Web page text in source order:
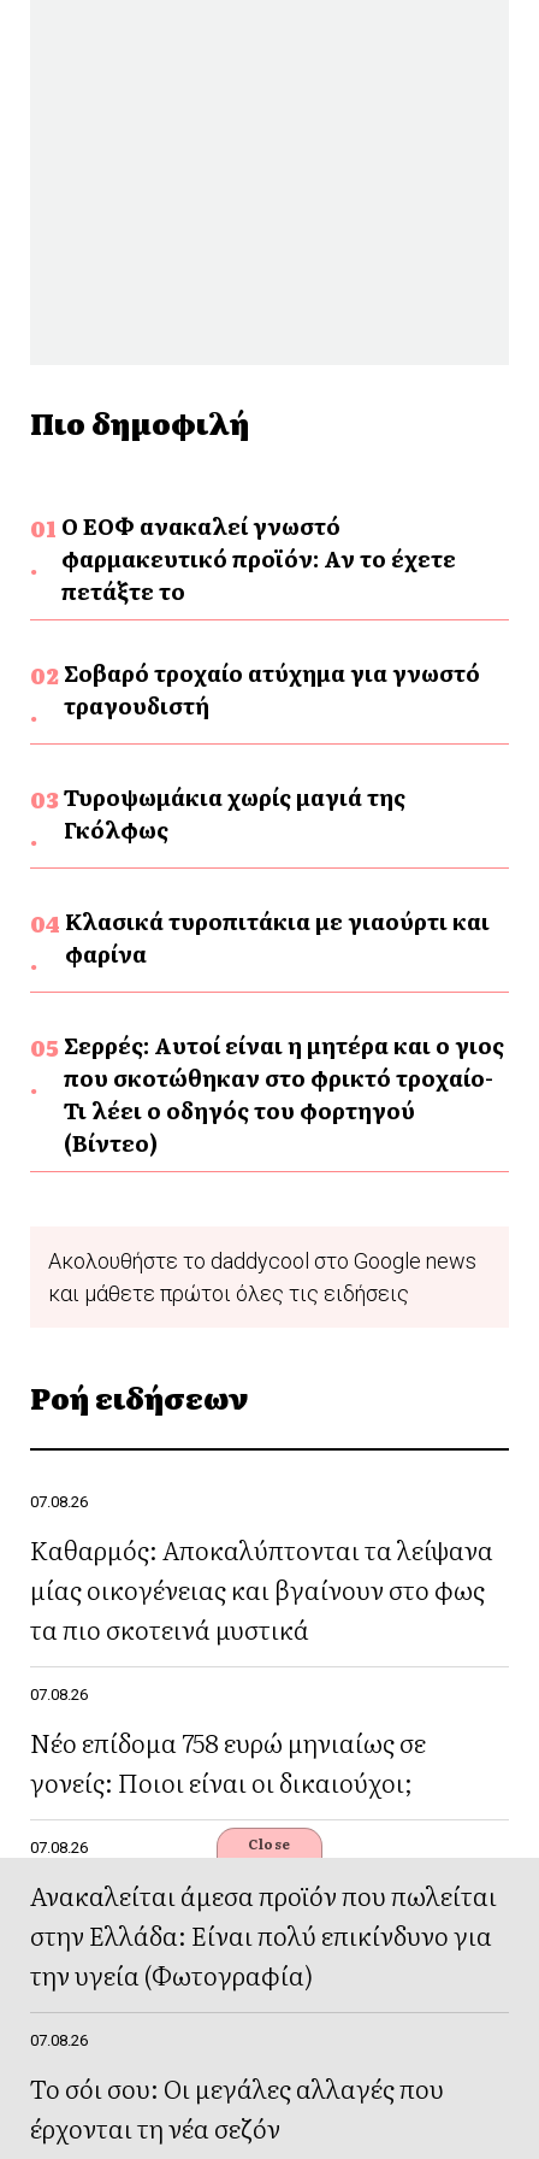
Πιο δημοφιλή
Ο ΕΟΦ ανακαλεί γνωστό
φαρμακευτικό προϊόν: Αν το έχετε
πετάξτε το
Σοβαρό τροχαίο ατύχημα για γνωστό
τραγουδιστή
Τυροψωμάκια χωρίς μαγιά της
Γκόλφως
Κλασικά τυροπιτάκια με γιαούρτι και
φαρίνα
Σερρές: Αυτοί είναι η μητέρα και ο γιος
που σκοτώθηκαν στο φρικτό τροχαίο-
Τι λέει ο οδηγός του φορτηγού
(Βίντεο)
Ακολουθήστε το daddycool στο Google news
και μάθετε πρώτοι όλες τις ειδήσεις
Ροή ειδήσεων
07.08.26
Καθαρμός: Αποκαλύπτονται τα λείψανα
μίας οικογένειας και βγαίνουν στο φως
τα πιο σκοτεινά μυστικά
07.08.26
Νέο επίδομα 758 ευρώ μηνιαίως σε
γονείς: Ποιοι είναι οι δικαιούχοι;
07.08.26
Ανακαλείται άμεσα προϊόν που πωλείται
στην Ελλάδα: Είναι πολύ επικίνδυνο για
την υγεία (Φωτογραφία)
07.08.26
Το σόι σου: Οι μεγάλες αλλαγές που
έρχονται τη νέα σεζόν
Close